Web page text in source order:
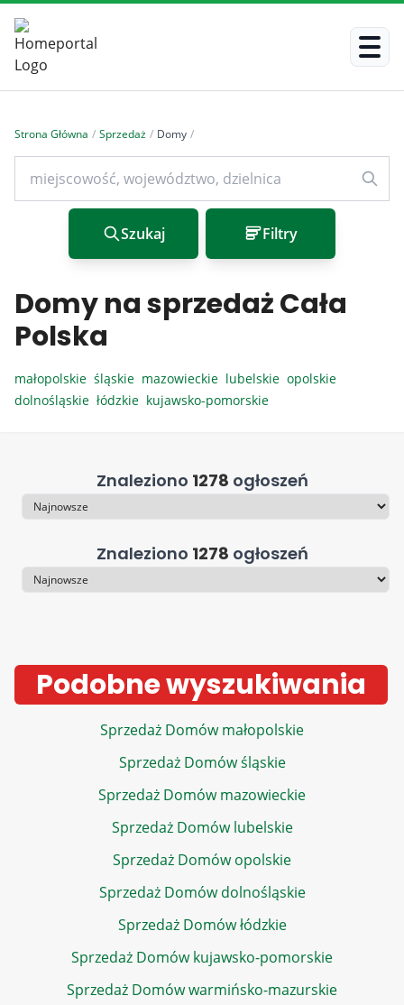
Strona Główna / Sprzedaż / Domy /
Szukaj Filtry
Domy na sprzedaż Cała
Polska
małopolskie śląskie mazowieckie lubelskie opolskie
dolnośląskie łódzkie kujawsko-pomorskie
Znaleziono 1278 ogłoszeń
Sortowanie
Znaleziono 1278 ogłoszeń
Sortowanie
Podobne wyszukiwania
Sprzedaż Domów małopolskie
Sprzedaż Domów śląskie
Sprzedaż Domów mazowieckie
Sprzedaż Domów lubelskie
Sprzedaż Domów opolskie
Sprzedaż Domów dolnośląskie
Sprzedaż Domów łódzkie
Sprzedaż Domów kujawsko-pomorskie
Sprzedaż Domów warmińsko-mazurskie